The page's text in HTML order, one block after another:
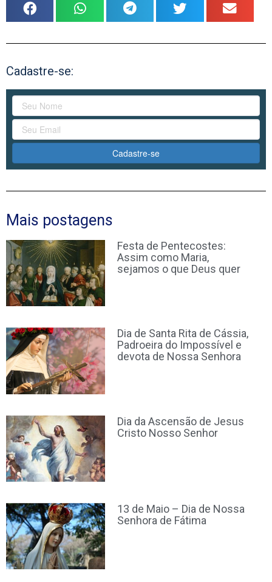
Cadastre-se:
Cadastre-se
Mais postagens
Festa de Pentecostes:
Assim como Maria,
sejamos o que Deus quer
Dia de Santa Rita de Cássia,
Padroeira do Impossível e
devota de Nossa Senhora
Dia da Ascensão de Jesus
Cristo Nosso Senhor
13 de Maio – Dia de Nossa
Senhora de Fátima